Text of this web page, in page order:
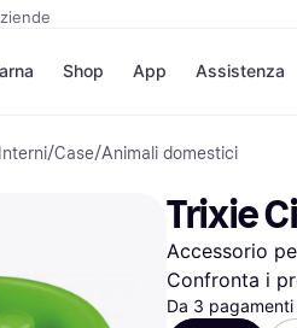
Opzioni di
Paga ora
Paga in 3 rate
Paga dopo 30 giorni
Finanziamento
Shop
Negozi
Unieuro
Media
eBay
Zalando
App Assistenza
/Case/Animali domestici
Trixie
Accessorio
Confronta i
Da 3